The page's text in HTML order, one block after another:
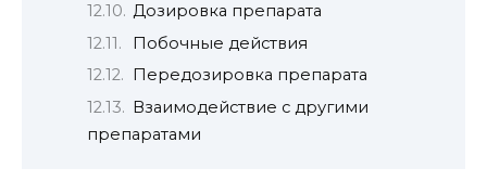
Дозировка препарата
Побочные действия
Передозировка препарата
Взаимодействие с другими
препаратами